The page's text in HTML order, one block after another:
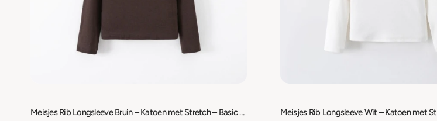
Meisjes Rib Longsleeve Bruin – Katoen met Stretch – Basic Shirt Lange Mouw – Maat 98/104 t/m 158/164